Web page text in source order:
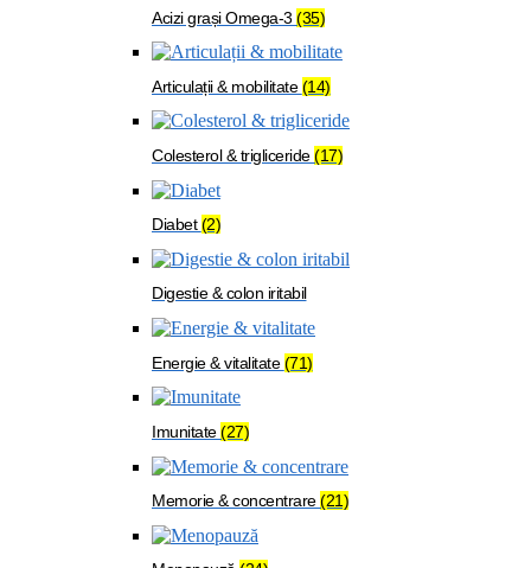
Acizi grași Omega-3 (35)
Articulații & mobilitate(14)
Colesterol & trigliceride(17)
Diabet(2)
Digestie & colon iritabil
Energie & vitalitate(71)
Imunitate(27)
Memorie & concentrare(21)